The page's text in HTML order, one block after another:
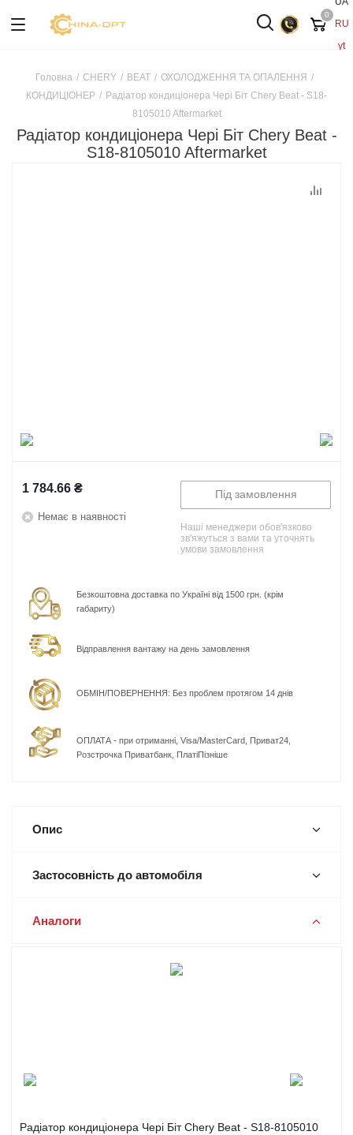
RU
yt
0
Головна / CHERY / BEAT / ОХОЛОДЖЕННЯ ТА ОПАЛЕННЯ /
КОНДИЦІОНЕР / Радіатор кондиціонера Чері Біт Chery Beat - S18-
8105010 Aftermarket
Радіатор кондиціонера Чері Біт Chery Beat -
S18-8105010 Aftermarket
1 784.66 ₴
Немає в наявності
Під замовлення
Наші менеджери обов'язково
зв'яжуться з вами та уточнять
умови замовлення
Безкоштовна доставка по Україні від 1500 грн. (крім
габариту)
Відправлення вантажу на день замовлення
ОБМІН/ПОВЕРНЕННЯ: Без проблем протягом 14 днів
ОПЛАТА - при отриманні, Visa/MasterCard, Приват24,
Розстрочка Приватбанк, ПлатіПізніше
Опис
Застосовність до автомобіля
Аналоги
Радіатор кондиціонера Чері Біт Chery Beat - S18-8105010